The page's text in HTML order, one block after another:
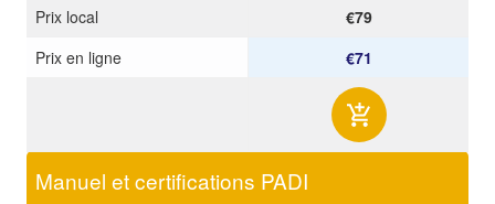
Prix ​​local
€79
Prix ​​en ligne
€71
Manuel et certifications PADI